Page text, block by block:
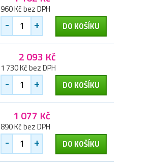
960 Kč bez DPH
- + DO KOŠÍKU
2 093 Kč
1 730 Kč bez DPH
- + DO KOŠÍKU
1 077 Kč
890 Kč bez DPH
- + DO KOŠÍKU